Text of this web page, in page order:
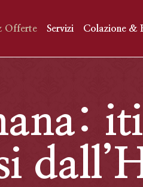
Offerte Servizi Colazione &